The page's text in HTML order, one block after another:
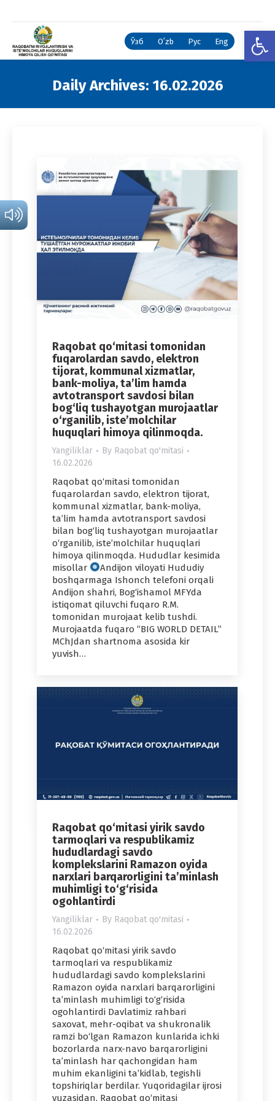
Ўзб Oʻzb Рус Eng
Daily Archives: 16.02.2026
Raqobat qo‘mitasi tomonidan
fuqarolardan savdo, elektron
tijorat, kommunal xizmatlar,
bank-moliya, ta’lim hamda
avtotransport savdosi bilan
bog‘liq tushayotgan murojaatlar
o‘rganilib, iste’molchilar
huquqlari himoya qilinmoqda.
Yangiliklar By Raqobat qo'mitasi
16.02.2026
Raqobat qo‘mitasi tomonidan
fuqarolardan savdo, elektron tijorat,
kommunal xizmatlar, bank-moliya,
ta’lim hamda avtotransport savdosi
bilan bog‘liq tushayotgan murojaatlar
o‘rganilib, iste’molchilar huquqlari
himoya qilinmoqda. Hududlar kesimida
misollar
Andijon viloyati Hududiy
boshqarmaga Ishonch telefoni orqali
Andijon shahri, Bog‘ishamol MFYda
istiqomat qiluvchi fuqaro R.M.
tomonidan murojaat kelib tushdi.
Murojaatda fuqaro “BIG WORLD DETAIL”
MChJdan shartnoma asosida kir
yuvish…
Raqobat qo‘mitasi yirik savdo
tarmoqlari va respublikamiz
hududlardagi savdo
komplekslarini Ramazon oyida
narxlari barqarorligini ta’minlash
muhimligi to‘g‘risida
ogohlantirdi
Yangiliklar By Raqobat qo'mitasi
16.02.2026
Raqobat qo‘mitasi yirik savdo
tarmoqlari va respublikamiz
hududlardagi savdo komplekslarini
Ramazon oyida narxlari barqarorligini
ta’minlash muhimligi to‘g‘risida
ogohlantirdi Davlatimiz rahbari
saxovat, mehr-oqibat va shukronalik
ramzi bo‘lgan Ramazon kunlarida ichki
bozorlarda narx-navo barqarorligini
ta’minlash har qachongidan ham
muhim ekanligini ta’kidlab, tegishli
topshiriqlar berdilar. Yuqoridagilar ijrosi
yuzasidan, Raqobat qo‘mitasi